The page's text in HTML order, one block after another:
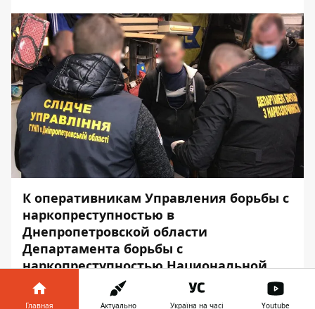
К оперативникам Управления борьбы с
наркопреступностью в
Днепропетровской области
Департамента борьбы с
наркопреступностью Национальной
полиции Украины поступила
информация о том, что в
Главная Актуально Україна на часі Youtube